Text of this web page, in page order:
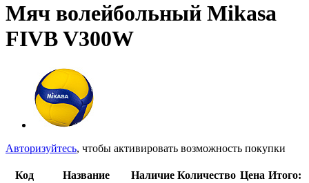
Мяч волейбольный Mikasa
FIVB V300W
Авторизуйтесь, чтобы активировать возможность покупки
Код Название Наличие Количество Цена Итого: